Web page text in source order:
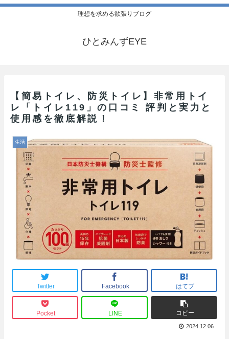
理想を求める欲張りブログ
ひとみんずEYE
【簡易トイレ、防災トイレ】非常用トイ
レ「トイレ119」の口コミ 評判と実力と
使用感を徹底解説！
生活
Twitter Facebook はてブ
Pocket LINE コピー
2024.12.06